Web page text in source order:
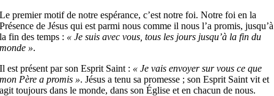
Le premier motif de notre espérance, c’est notre foi. Notre foi en la
Présence de Jésus qui est parmi nous comme il nous l’a promis, jusqu’à
la fin des temps : « Je suis avec vous, tous les jours jusqu’à la fin du
monde ».
Il est présent par son Esprit Saint : « Je vais envoyer sur vous ce que
mon Père a promis ». Jésus a tenu sa promesse ; son Esprit Saint vit et
agit toujours dans le monde, dans son Église et en chacun de nous.